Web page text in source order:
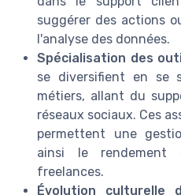
suggérer des actions
l'analyse des données.
Spécialisation des
se diversifient en se
métiers, allant du
réseaux sociaux. Ces
permettent une
ainsi le rendement
freelances.
Évolution culturelle